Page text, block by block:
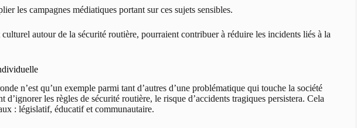
les campagnes médiatiques portant sur ces sujets sensibles.
autour de la sécurité routière, pourraient contribuer à réduire les incidents liés à la
n’est qu’un exemple parmi tant d’autres d’une problématique qui touche la société
d’ignorer les règles de sécurité routière, le risque d’accidents tragiques persistera. Cela
: législatif, éducatif et communautaire.